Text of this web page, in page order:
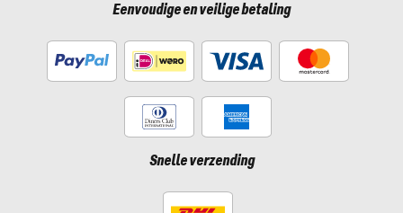
Eenvoudige en veilige betaling
Snelle verzending